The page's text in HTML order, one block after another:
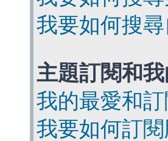
我要如何搜
主題訂閱和
我的最愛和
我要如何訂